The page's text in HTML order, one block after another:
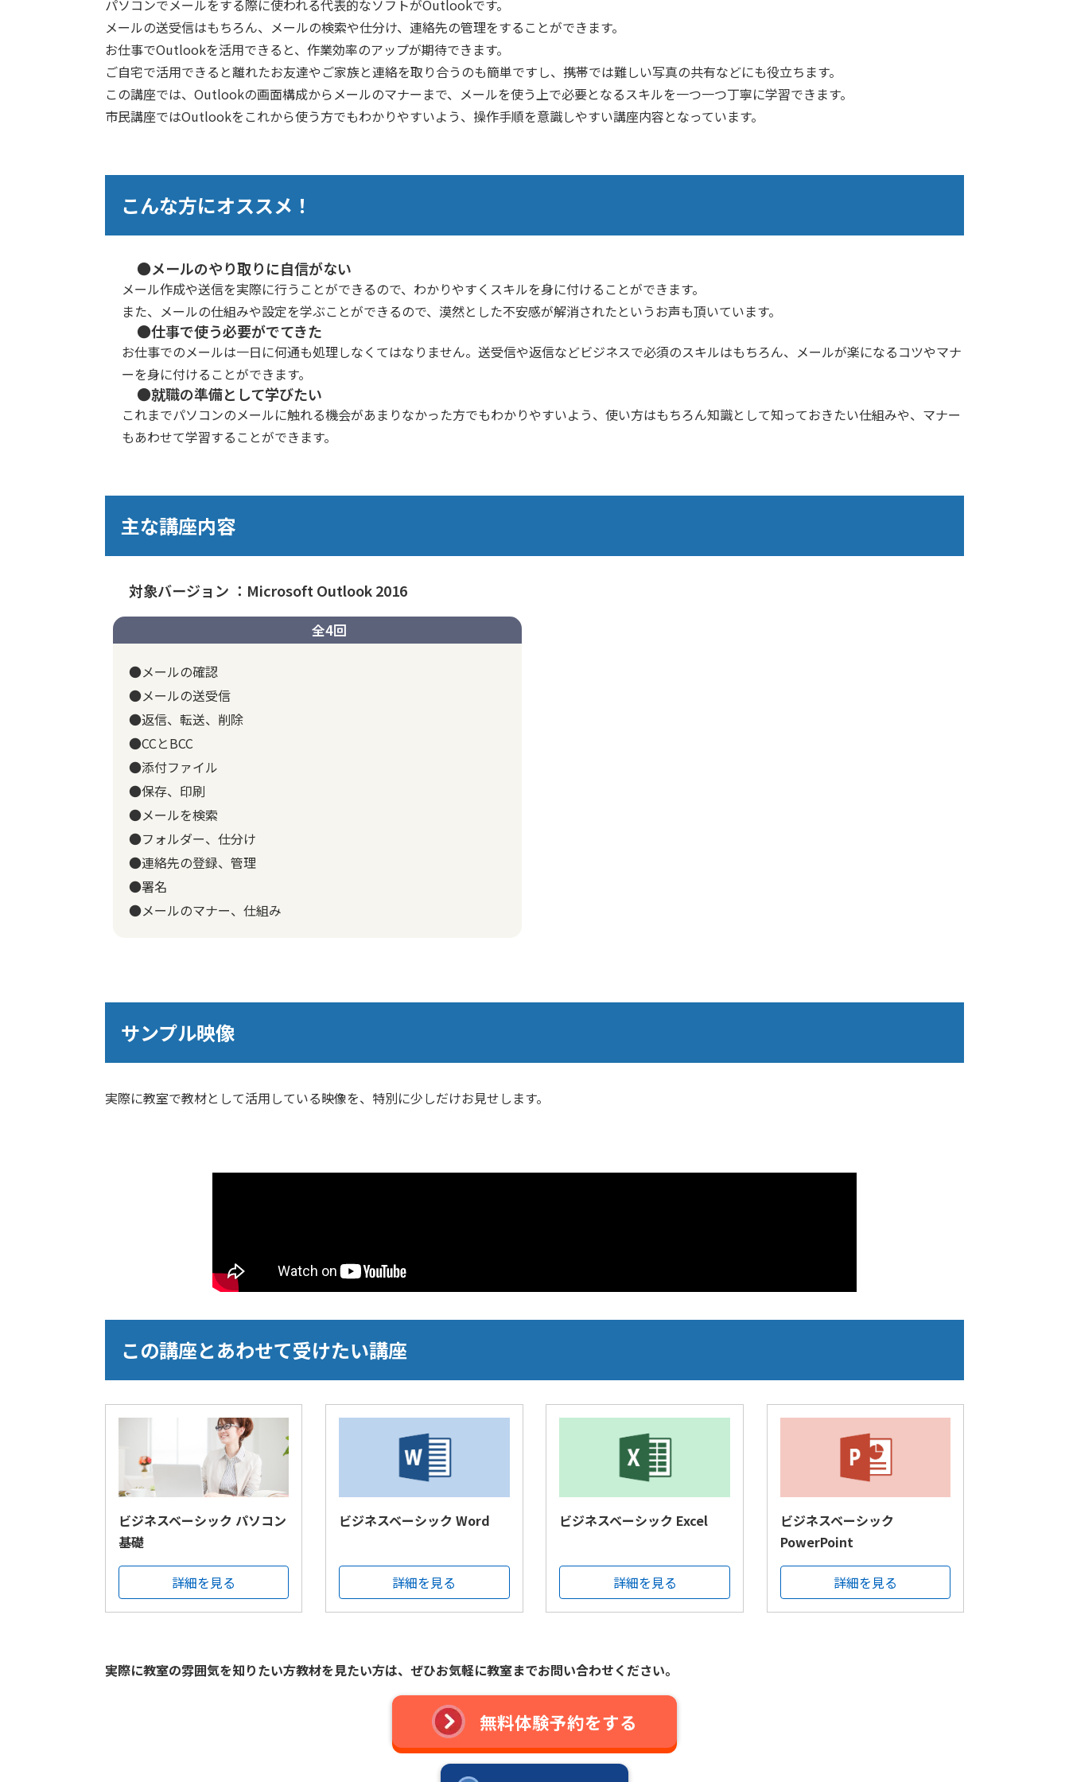
パソコンでメールをする際に使われる代表的なソフトがOutlookです。
メールの送受信はもちろん、メールの検索や仕分け、連絡先の管理をすることができます。
お仕事でOutlookを活用できると、作業効率のアップが期待できます。
ご自宅で活用できると離れたお友達やご家族と連絡を取り合うのも簡単ですし、携帯では難しい写真の共有などにも役立ちます。
この講座では、Outlookの画面構成からメールのマナーまで、メールを使う上で必要となるスキルを一つ一つ丁寧に学習できます。
市民講座ではOutlookをこれから使う方でもわかりやすいよう、操作手順を意識しやすい講座内容となっています。
こんな方にオススメ！
●メールのやり取りに自信がない
メール作成や送信を実際に行うことができるので、わかりやすくスキルを身に付けることができます。
また、メールの仕組みや設定を学ぶことができるので、漠然とした不安感が解消されたというお声も頂いています。
●仕事で使う必要がでてきた
お仕事でのメールは一日に何通も処理しなくてはなりません。送受信や返信などビジネスで必須のスキルはもちろん、メールが楽になるコツやマナ
ーを身に付けることができます。
●就職の準備として学びたい
これまでパソコンのメールに触れる機会があまりなかった方でもわかりやすいよう、使い方はもちろん知識として知っておきたい仕組みや、マナー
もあわせて学習することができます。
主な講座内容
対象バージョン ：Microsoft Outlook 2016
全4回
●メールの確認
●メールの送受信
●返信、転送、削除
●CCとBCC
●添付ファイル
●保存、印刷
●メールを検索
●フォルダー、仕分け
●連絡先の登録、管理
●署名
●メールのマナー、仕組み
サンプル映像
実際に教室で教材として活用している映像を、特別に少しだけお見せします。
この講座とあわせて受けたい講座
ビジネスベーシック パソコン
基礎
詳細を見る
ビジネスベーシック Word
詳細を見る
ビジネスベーシック Excel
詳細を見る
ビジネスベーシック
PowerPoint
詳細を見る
実際に教室の雰囲気を知りたい方教材を見たい方は、 ぜひお気軽に教室までお問い合わせください。
無料体験予約をする